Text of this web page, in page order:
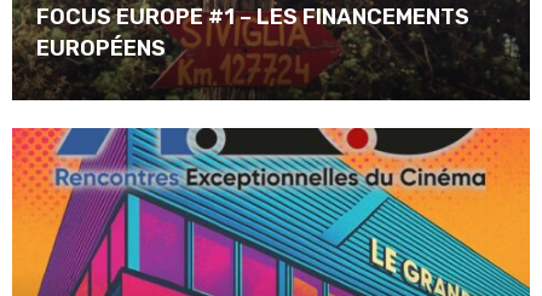
FOCUS EUROPE #1 – LES FINANCEMENTS
EUROPÉENS